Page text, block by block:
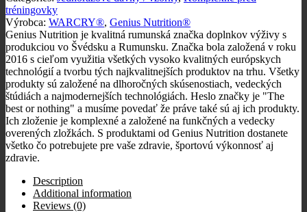
Shot,
100
ml.
quantity
tréningovky
Výrobca: WARCRY®, Genius Nutrition®
Genius Nutrition je kvalitná rumunská značka doplnkov výživy s
produkciou vo Švédsku a Rumunsku. Značka bola založená v roku
2016 s cieľom využitia všetkých vysoko kvalitných európskych
technológií a tvorbu tých najkvalitnejších produktov na trhu. Všetky
produkty sú založené na dlhoročných skúsenostiach, vedeckých
štúdiách a najmodernejších technológiách. Heslo značky je "The
best or nothing" a musíme povedať že práve také sú aj ich produkty.
Ich zloženie je komplexné a založené na funkčných a vedecky
overených zložkách. S produktami od Genius Nutrition dostanete
všetko čo potrebujete pre vaše zdravie, športovú výkonnosť aj
zdravie.
Description
Additional information
Reviews (0)